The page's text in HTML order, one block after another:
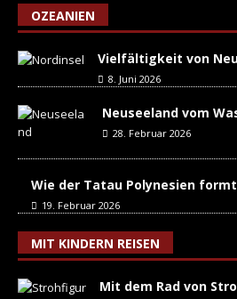
OZEANIEN
Vielfältigkeit von
8. Juni 2026
Neuseeland vom
28. Februar 2026
Wie der Tatau Polynesien
19. Februar 2026
MIT KINDERN REISEN
Mit dem Rad von